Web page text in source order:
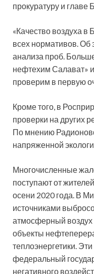
прокуратуру и
«Качество воздуха
всех нормативов. Об
анализа проб.
нефтехим Салават»
проверим в первую
Кроме того, в
проверки на других
По мнению
напряженной
Многочисленные
поступают от
осени 2020 года. В
источниками
атмосферный воздух
объекты
теплоэнергетики.
федеральный
негативного